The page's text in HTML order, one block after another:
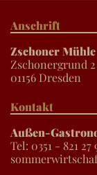
Anschrift
Zschoner Mühle
Zschonergrund 2
01156 Dresden
Kontakt
Außen-
Tel: 0351 - 821 27